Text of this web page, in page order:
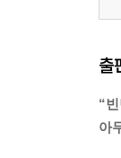
출
“
아